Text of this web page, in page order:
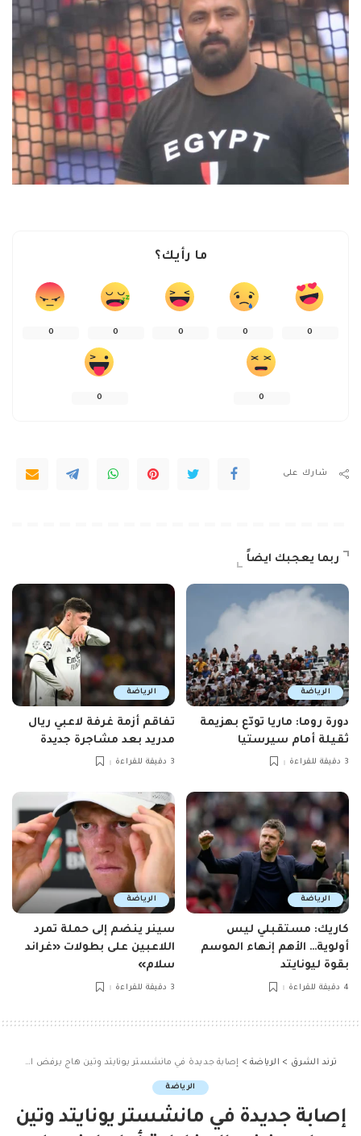
ما رأيك؟
0
0
0
0
0
0
0
شارك على
ربما يعجبك ايضاً
الرياضة
دورة روما: ماريا تودّع بهزيمة
ثقيلة أمام سيرستيا
3 دقيقة للقراءة
الرياضة
تفاقم أزمة غرفة لاعبي ريال
مدريد بعد مشاجرة جديدة
3 دقيقة للقراءة
الرياضة
كاريك: مستقبلي ليس
أولوية… الأهم إنهاء الموسم
بقوة ليونايتد
4 دقيقة للقراءة
الرياضة
سينر ينضم إلى حملة تمرد
اللاعبين على بطولات «غراند
سلام»
3 دقيقة للقراءة
ترند الشرق > الرياضة> إصابة جديدة في مانشستر يونايتد وتين هاج يرفض المخاطرة أمام ليفربول
الرياضة
إصابة جديدة في مانشستر يونايتد وتين